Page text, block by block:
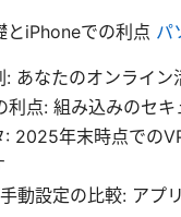
とiPhoneでの利点 パ
: あなたのオンライ
利点: 組み込みのセ
: 2025年末時点での
動設定の比較: アプ